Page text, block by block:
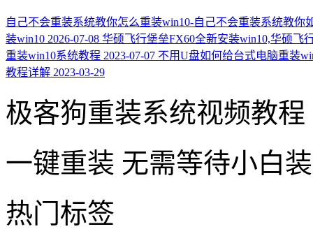
自己不会重装系统教你怎么重装win10-自己不会重装系统教你
装win10 2026-07-08 华硕飞行堡垒FX60全新安装win10,华硕飞
重装win10系统教程 2023-07-07 不用U盘如何给台式电脑重装
教程详解 2023-03-29
极客狗重装系统视频教程
一键重装 无需等待小白
热门标签